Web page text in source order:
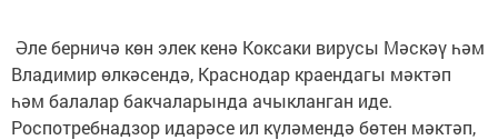
Әле берничә көн элек кенә Коксаки вирусы Мәскәү һәм
Владимир өлкәсендә, Краснодар краендагы мәктәп
һәм балалар бакчаларында ачыкланган иде.
Роспотребнадзор идарәсе ил күләмендә бөтен мәктәп,